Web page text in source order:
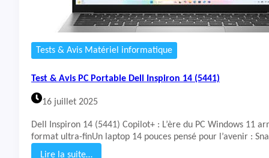
1
3
r
t
a
b
l
D
l
P
l
u
Tests & Avis Matériel informatique
Test & Avis PC Portable Dell Inspiron 14 (5441)
16 juillet 2025
Dell Inspiron 14 (5441) Copilot+ : L’ère du PC Windows 11
format ultra-finUn laptop 14 pouces pensé pour l’avenir :
Lire la suite…